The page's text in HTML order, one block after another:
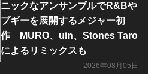
ニックなアンサンブルでR&Bや
ブギーを展開するメジャー初
作 MURO、uin、Stones Taro
によるリミックスも
2026年08月05日